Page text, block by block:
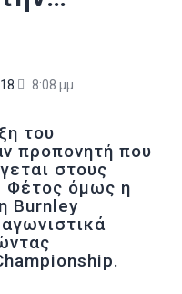
8:08 μμ
του
προπονητή που
στους
Φέτος όμως η
Burnley